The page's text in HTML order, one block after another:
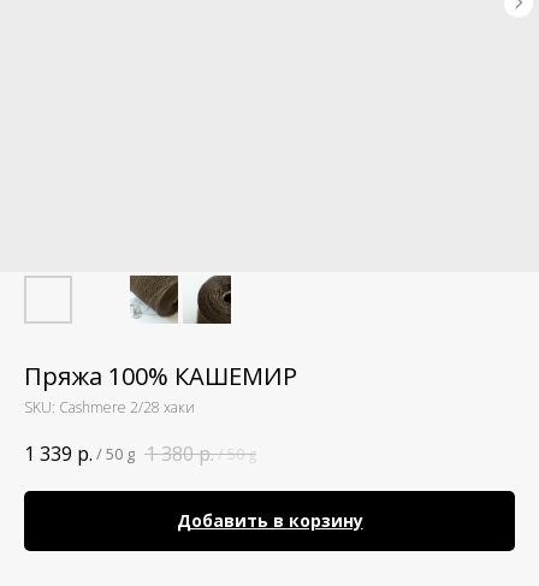
Пряжа 100% КАШЕМИР
SKU: Cashmere 2/28 хаки
1 339 р. /50 g 1 380р./50 g
Добавить в корзину